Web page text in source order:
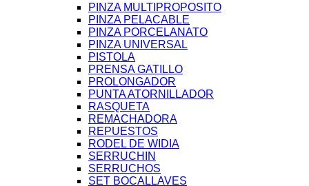
PINZA MULTIPROPOSITO
PINZA PELACABLE
PINZA PORCELANATO
PINZA UNIVERSAL
PISTOLA
PRENSA GATILLO
PROLONGADOR
PUNTA ATORNILLADOR
RASQUETA
REMACHADORA
REPUESTOS
RODEL DE WIDIA
SERRUCHIN
SERRUCHOS
SET BOCALLAVES